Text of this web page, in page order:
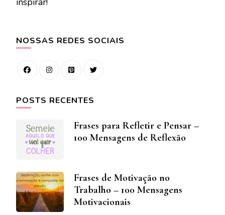
NOSSAS REDES SOCIAIS
POSTS RECENTES
Frases para Refletir e Pensar –
100 Mensagens de Reflexão
Frases de Motivação no
Trabalho – 100 Mensagens
Motivacionais